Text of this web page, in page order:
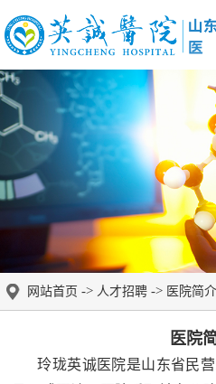
网站首页 -> 人才招聘 -> 医院简介
医院
玲珑英诚医院是山东省民